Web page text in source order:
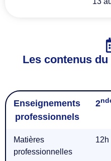
Les contenus
Enseignements
professionnels
2
Matières
professionnelles
12h